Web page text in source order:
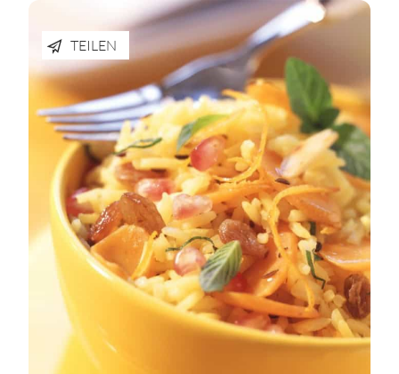
TEILEN